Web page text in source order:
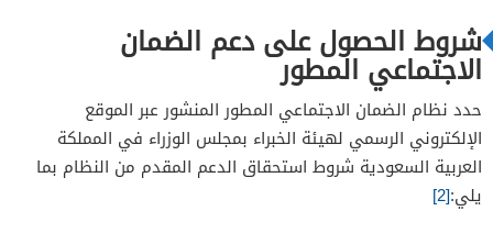
شروط الحصول على دعم الضمان
الاجتماعي المطور
حدد نظام الضمان الاجتماعي المطور المنشور عبر الموقع
الإلكتروني الرسمي لهيئة الخبراء بمجلس الوزراء في المملكة
العربية السعودية شروط استحقاق الدعم المقدم من النظام بما
يلي:[2]